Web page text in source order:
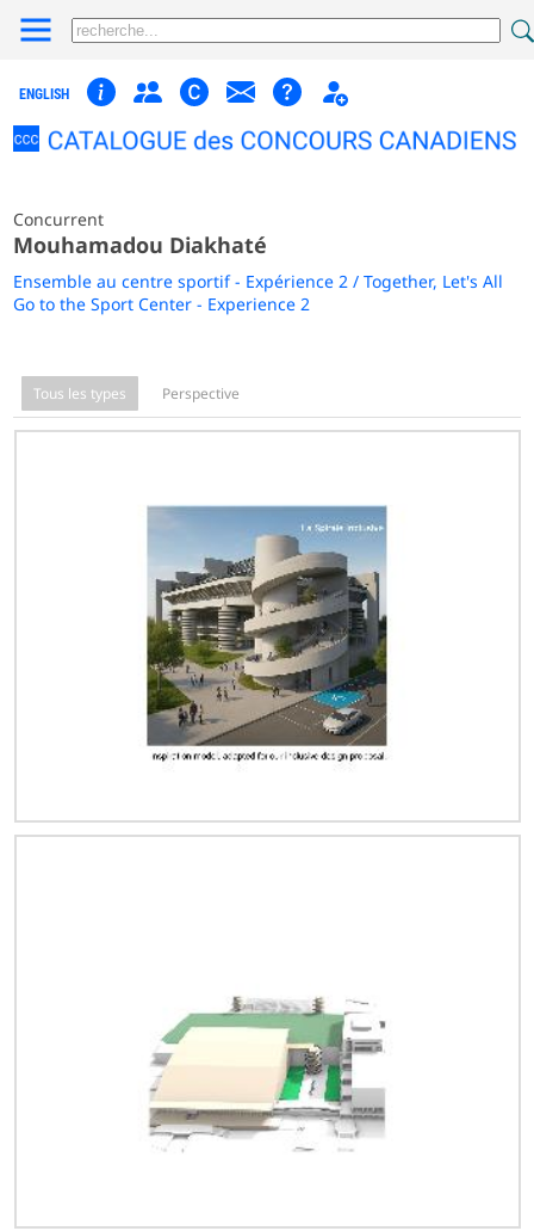
ENGLISH
Concurrent
Mouhamadou Diakhaté
Ensemble au centre sportif - Expérience 2 / Together, Let's All
Go to the Sport Center - Experience 2
Tous les types Perspective